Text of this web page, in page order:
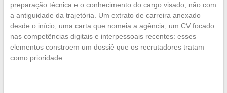
preparação técnica e o conhecimento do cargo visado, não com
a antiguidade da trajetória. Um extrato de carreira anexado
desde o início, uma carta que nomeia a agência, um CV focado
nas competências digitais e interpessoais recentes: esses
elementos constroem um dossiê que os recrutadores tratam
como prioridade.